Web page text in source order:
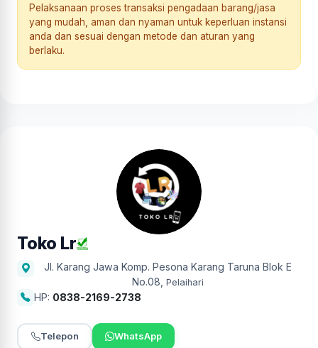
Pelaksanaan proses transaksi pengadaan barang/jasa
yang mudah, aman dan nyaman untuk keperluan instansi
anda dan sesuai dengan metode dan aturan yang
berlaku.
Toko Lr
Jl. Karang Jawa Komp. Pesona Karang Taruna Blok E
No.08 Pelaihari
HP: 0838-2169-2738
Telepon WhatsApp